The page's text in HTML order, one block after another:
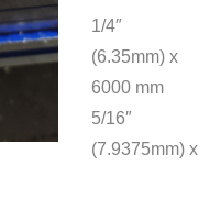
1/4″
(6.35mm) x
6000 mm
5/16″
(7.9375mm) x